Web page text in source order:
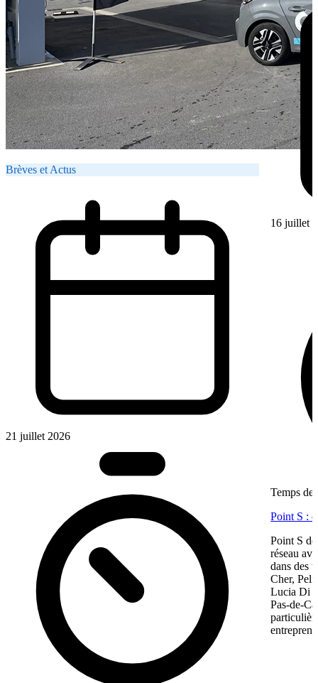
Brèves et Actus
21 juillet 2026
16 juillet
Temps de
Point S :
Point S
réseau
dans des
Cher,
Lucia Di
Pas-de-